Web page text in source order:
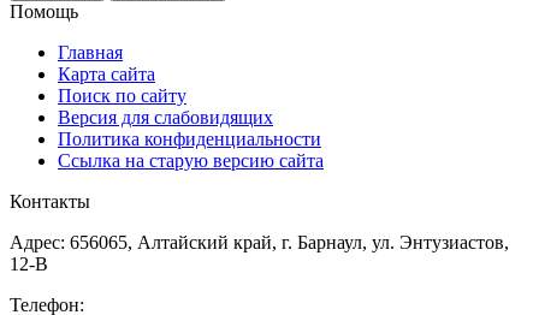
Помощь
Главная
Карта сайта
Поиск по сайту
Версия для слабовидящих
Политика конфиденциальности
Ссылка на старую версию сайта
Контакты
Адрес: 656065, Алтайский край, г. Барнаул, ул. Энтузиастов,
12-В
Телефон: